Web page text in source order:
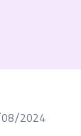
2024